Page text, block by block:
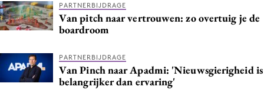
Gedragsverandering
Influencer marketing
Martech
Media
PARTNERBIJDRAGE
Van pitch naar vertrouwen: zo overtuig je de
boardroom
PARTNERBIJDRAGE
Van Pinch naar Apadmi: 'Nieuwsgierigheid is
belangrijker dan ervaring'